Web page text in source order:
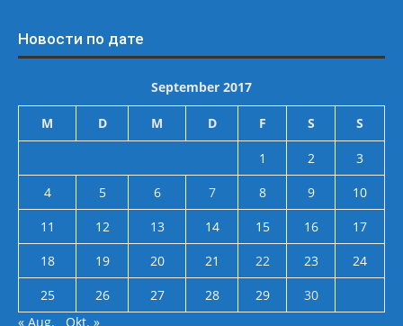
Новости по дате
September 2017
M D M D F S S
1 2
3
4
5 6 7 8 9
10
11
12 13 14 15 16
17
18
19 20 21 22 23
24
25
26 27 28 29
30
« Aug.
Okt. »